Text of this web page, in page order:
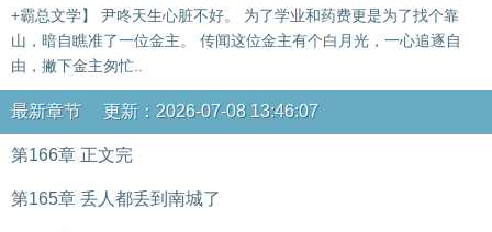
+霸总文学】 尹咚天生心脏不好。 为了学业和药费更是为了找个靠
山，暗自瞧准了一位金主。 传闻这位金主有个白月光，一心追逐自
由，撇下金主匆忙..
最新章节 更新：2026-07-08 13:46:07
第166章 正文完
第165章 丢人都丢到南城了